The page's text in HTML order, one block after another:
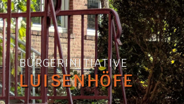
BÜRGERINITIATIVE
LUISENHÖFE